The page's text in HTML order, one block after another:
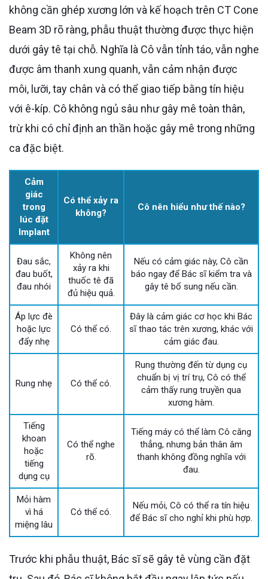
không cần ghép xương lớn và kế hoạch trên CT Cone
Beam 3D rõ ràng, phẫu thuật thường được thực hiện
dưới gây tê tại chỗ. Nghĩa là Cô vẫn tỉnh táo, vẫn nghe
được âm thanh xung quanh, vẫn cảm nhận được
môi, lưỡi, tay chân và có thể giao tiếp bằng tín hiệu
với ê-kíp. Cô không ngủ sâu như gây mê toàn thân,
trừ khi có chỉ định an thần hoặc gây mê trong những
ca đặc biệt.
Cảm
giác
trong
lúc đặt
Implant
Có thể xảy ra
không?
Cô nên hiểu như thế nào?
Đau sắc,
đau buốt,
đau nhói
Không nên
xảy ra khi
thuốc tê đã
đủ hiệu quả.
Nếu có cảm giác này, Cô cần
báo ngay để Bác sĩ kiểm tra và
gây tê bổ sung nếu cần.
Áp lực đè
hoặc lực
đẩy nhẹ
Có thể có.
Đây là cảm giác cơ học khi Bác
sĩ thao tác trên xương, khác với
cảm giác đau.
Rung nhẹ Có thể có.
Rung thường đến từ dụng cụ
chuẩn bị vị trí trụ, Cô có thể
cảm thấy rung truyền qua
xương hàm.
Tiếng
khoan
hoặc
tiếng
dụng cụ
Có thể nghe
rõ.
Tiếng máy có thể làm Cô căng
thẳng, nhưng bản thân âm
thanh không đồng nghĩa với
đau.
Mỏi hàm
vì há
miệng lâu
Có thể có.
Nếu mỏi, Cô có thể ra tín hiệu
để Bác sĩ cho nghỉ khi phù hợp.
Trước khi phẫu thuật, Bác sĩ sẽ gây tê vùng cần đặt